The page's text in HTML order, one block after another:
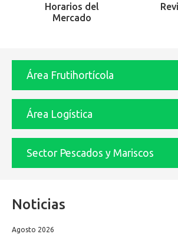
Horarios del
Mercado
Área Frutihortícola
Área Logística
Sector Pescados y Mariscos
Noticias
Agosto 2026